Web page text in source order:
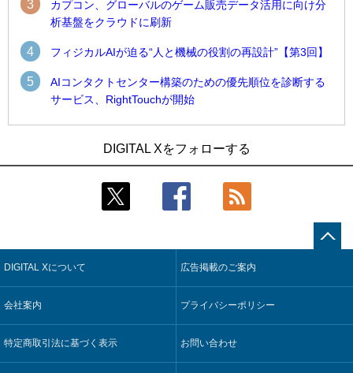
3
カプコン、グローバルのゲーム販売データ活用に向け分
析基盤をクラウドに刷新
4 フィジカルAIが迫る“人と機械の役割の再設計”【第3回】
5
AIコンタクトセンター構築のための優先順位を診断する
サービス、RightTouchが開始
技術を使う抽出方法の研究開始
Umios、消費者起点の販売計画策定に向けたAIシステムを本格
コスモ石油、製油所の設備点検への四足歩行ロボット利用を
検証
【COMPUTEX 2026：Arm編】チップ自社製造で鍵を握る台
5 フィジカルAIが迫る“人と機械の役割の再設計”【第3回】
合基盤を本格稼働
鹿島建設、鋼管柱へのコンクリート充填時の異常を検出する
AIを遠隔監視システムに実装
近大病院と中外製薬、治験参加者組み入れに電子カルテとAI
技術を使う抽出方法の研究開始
そもそも今の仕事はAIエージェントを求めているのか【第25
5
製造業の現場の暗黙知を組織横断で活用するためのナレッジ
管理基盤、LIGHTzが提供
DIGITAL Xをフォローする
DIGITAL Xについて 広告掲載のご案内
会社案内 プライバシーポリシー
特定商取引法に基づく表示 お問い合わせ